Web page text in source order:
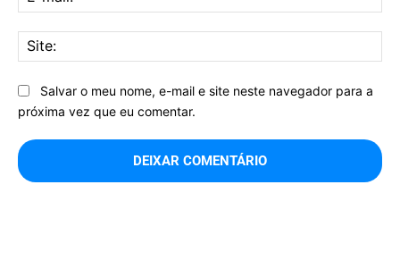
Salvar o meu nome, e-mail e site neste navegador para a
próxima vez que eu comentar.